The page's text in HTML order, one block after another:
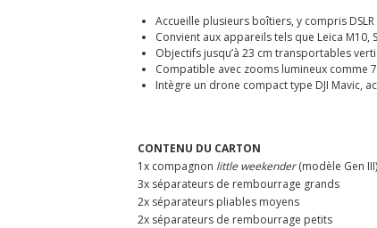
Accueille plusieurs boîtiers, y compris
Convient aux appareils tels que Leica M10,
Objectifs jusqu’à 23 cm transportables
Compatible avec zooms lumineux comme
Intègre un drone compact type DJI Mavic,
CONTENU DU CARTON
1x compagnon little weekender(modèle Gen
3x séparateurs de rembourrage grands
2x séparateurs pliables moyens
2x séparateurs de rembourrage petits